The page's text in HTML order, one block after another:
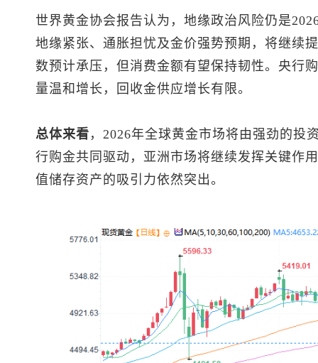
世界黄金协会报告认为，地缘政治风险仍是
地缘紧张、通胀担忧及金价强势预期，将继续
数预计承压，但消费金额有望保持韧性。央行
量温和增长，回收金供应增长有限。
总体来看 ，2026年全球黄金市场将由强劲的投
行购金共同驱动，亚洲市场将继续发挥关键作
值储存资产的吸引力依然突出。